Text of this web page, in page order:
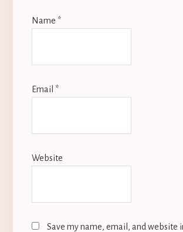
Name *
Email *
Website
Save my name, email, and website